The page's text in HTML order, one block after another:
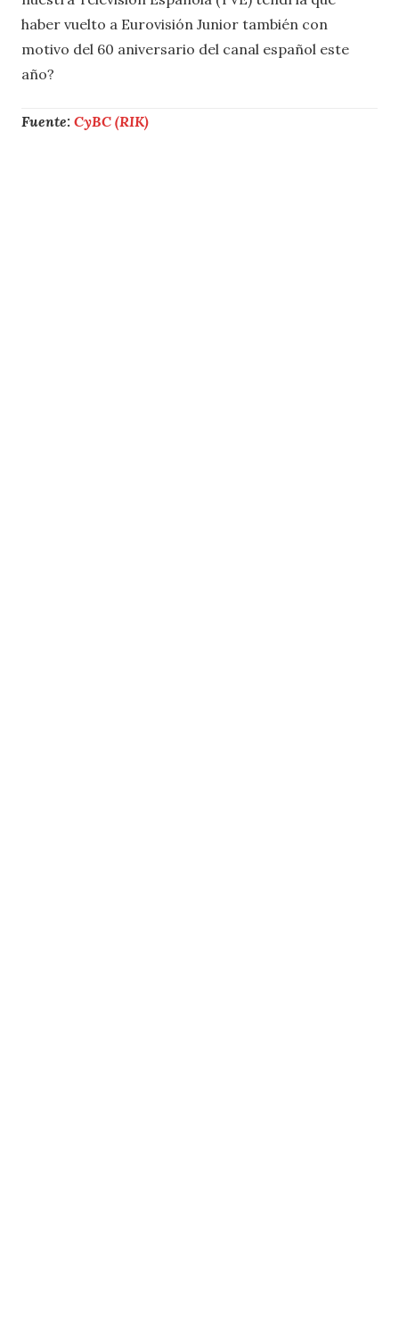
haber vuelto a Eurovisión Junior también con
motivo del 60 aniversario del canal español este
año?
Fuente: CyBC (RIK)